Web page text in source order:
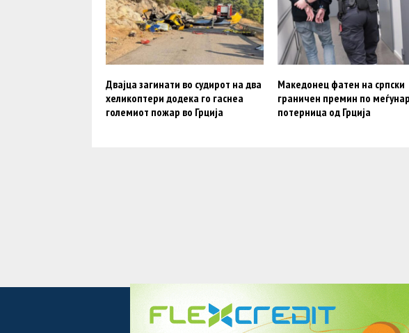
Двајца загинати во судирот на два
хеликоптери додека го гаснеа
големиот пожар во Грција
Македонец фатен на српски
граничен премин по
потерница од Грција